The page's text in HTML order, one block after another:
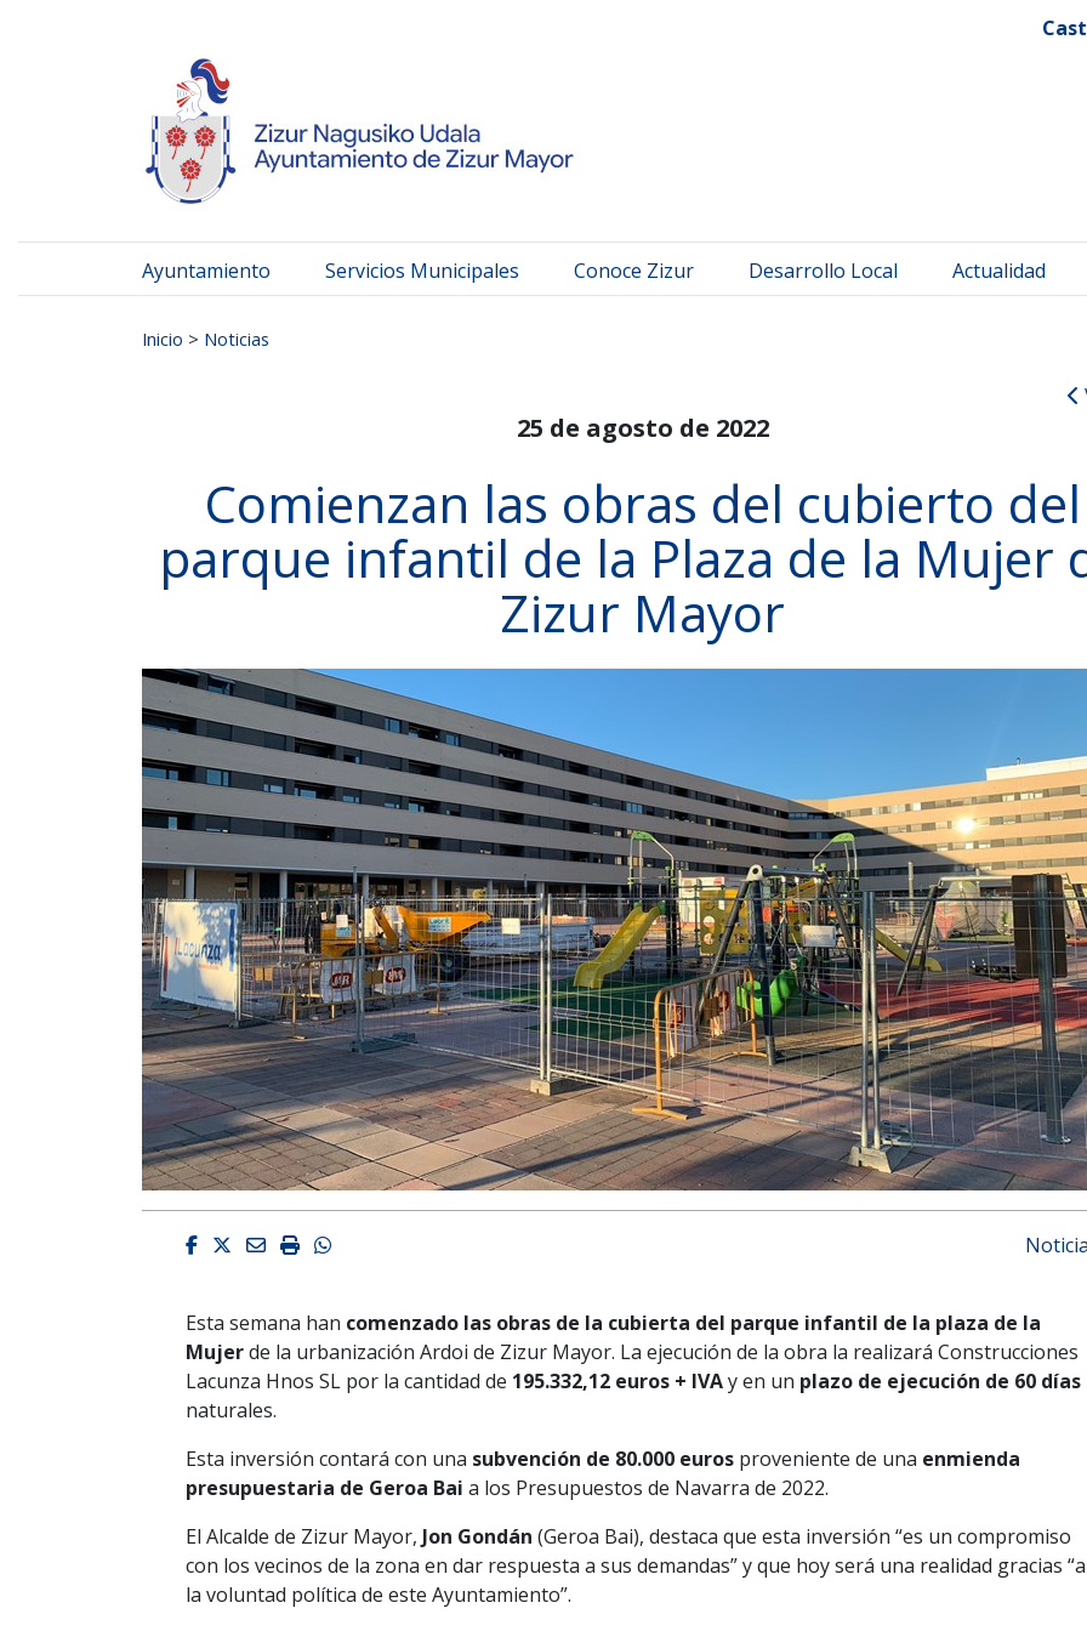
Ayuntamiento Servicios Municipales Conoce Zizur Desarrollo Local Actualidad
Inicio > Noticias
25 de agosto de 2022
Comienzan las obras del cubierto del
parque infantil de la Plaza de la Mujer
Zizur Mayor
Facebook
Twitter
EmailImprimirWhatsapp
Esta semana han comenzado las obras de la cubierta del parque infantil de la plaza de la
Mujerde la urbanización Ardoi de Zizur Mayor. La ejecución de la obra la realizará Construcciones
Lacunza Hnos SL por la cantidad de 195.332,12 euros + IVAy en un plazo de ejecución de 60 días
naturales.
Esta inversión contará con una subvención de 80.000 eurosproveniente de una enmienda
presupuestaria de Geroa Bai a los Presupuestos de Navarra de 2022.
El Alcalde de Zizur Mayor, Jon Gondán (Geroa Bai), destaca que esta inversión “es un compromiso
con los vecinos de la zona en dar respuesta a sus demandas” y que hoy será una realidad gracias “a
la voluntad política de este Ayuntamiento”.